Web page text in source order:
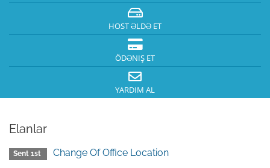
HOST ƏLDƏ ET
ÖDƏNIŞ ET
YARDIM AL
Elanlar
Sent 1st Change Of Office Location